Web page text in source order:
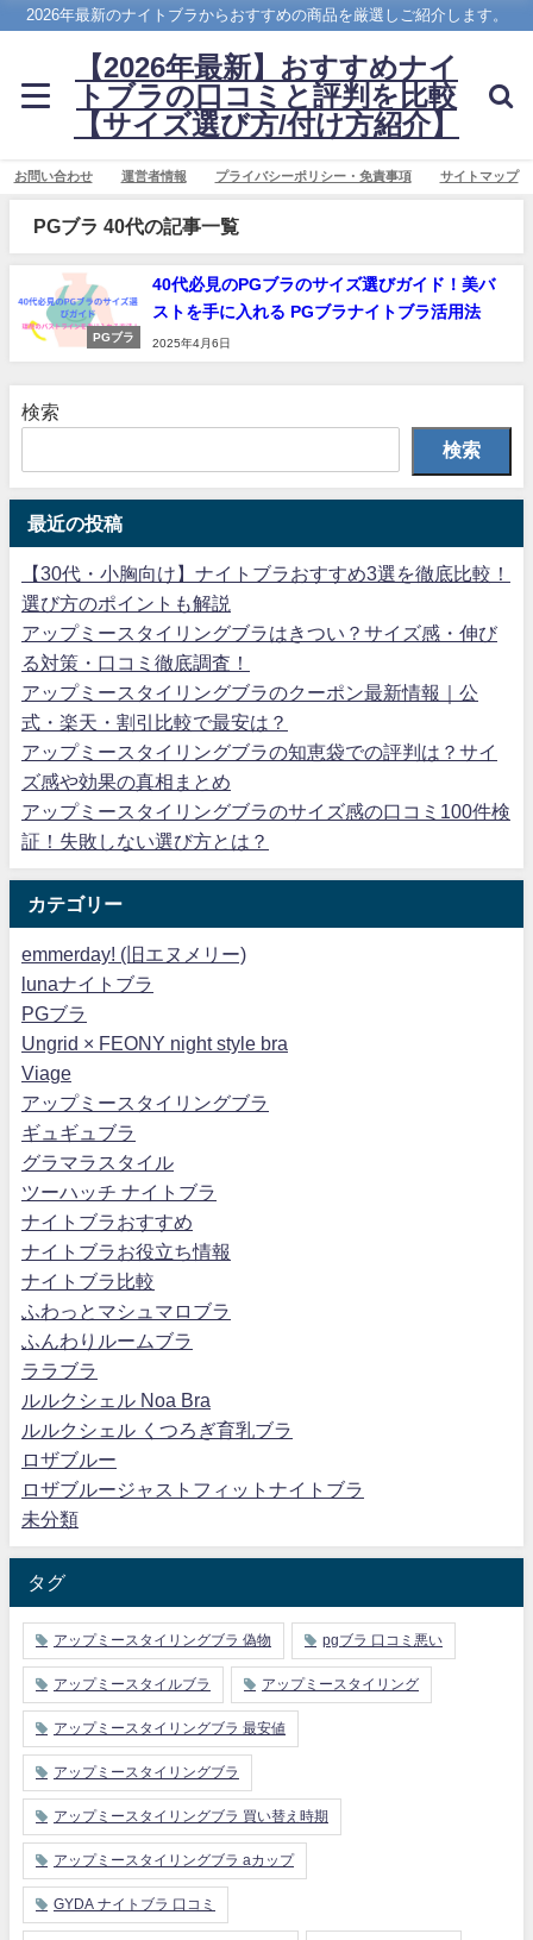
2026年最新のナイトブラからおすすめの商品を厳選しご紹介します。
【2026年最新】おすすめナイ
トブラの口コミと評判を比較
【サイズ選び方/付け方紹介】
お問い合わせ 運営者情報 プライバシーポリシー・免責事項 サイトマップ
PGブラ 40代の記事一覧
PGブラ
40代必見のPGブラのサイズ選びガイド！美バ
ストを手に入れる PGブラナイトブラ活用法
2025年4月6日
検索
検索
最近の投稿
【30代・小胸向け】ナイトブラおすすめ3選を徹底比較！
選び方のポイントも解説
アップミースタイリングブラはきつい？サイズ感・伸び
る対策・口コミ徹底調査！
アップミースタイリングブラのクーポン最新情報｜公
式・楽天・割引比較で最安は？
アップミースタイリングブラの知恵袋での評判は？サイ
ズ感や効果の真相まとめ
アップミースタイリングブラのサイズ感の口コミ100件検
証！失敗しない選び方とは？
カテゴリー
emmerday! (旧エヌメリー)
lunaナイトブラ
PGブラ
Ungrid × FEONY night style bra
Viage
アップミースタイリングブラ
ギュギュブラ
グラマラスタイル
ツーハッチ ナイトブラ
ナイトブラおすすめ
ナイトブラお役立ち情報
ナイトブラ比較
ふわっとマシュマロブラ
ふんわりルームブラ
ララブラ
ルルクシェル Noa Bra
ルルクシェル くつろぎ育乳ブラ
ロザブルー
ロザブルージャストフィットナイトブラ
未分類
タグ
アップミースタイリングブラ 偽物 pgブラ 口コミ悪い
アップミースタイルブラ アップミースタイリング
アップミースタイリングブラ 最安値
アップミースタイリングブラ
アップミースタイリングブラ 買い替え時期
アップミースタイリングブラ aカップ
GYDA ナイトブラ 口コミ